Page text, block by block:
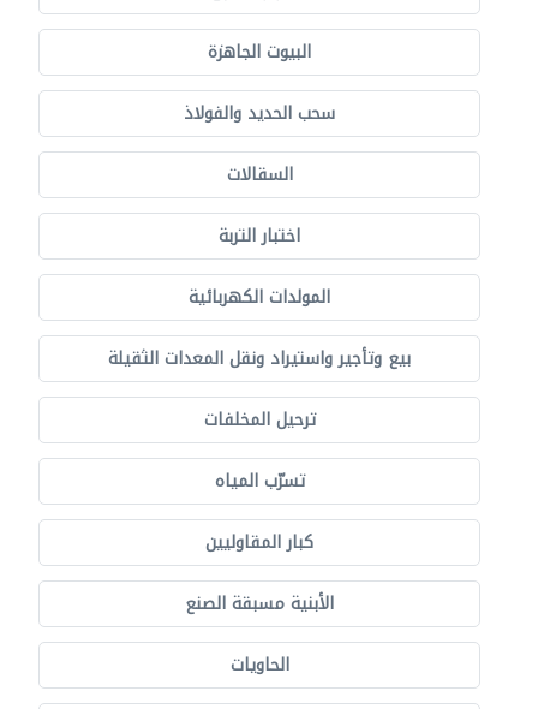
البيوت الجاهزة
سحب الحديد والفولاذ
السقالات
اختبار التربة
المولدات الكهربائية
بيع وتأجير واستيراد ونقل المعدات الثقيلة
ترحيل المخلفات
تسرّب المياه
كبار المقاوليين
الأبنية مسبقة الصنع
الحاويات